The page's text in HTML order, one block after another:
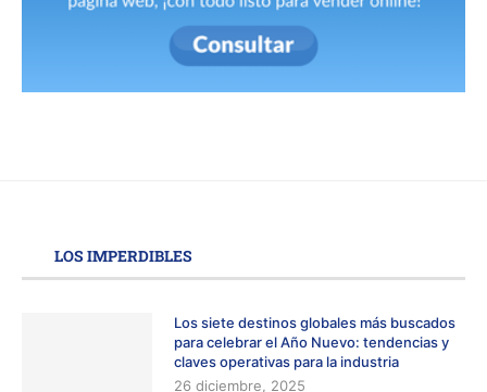
LOS IMPERDIBLES
Los siete destinos globales más buscados
para celebrar el Año Nuevo: tendencias y
claves operativas para la industria
26 diciembre, 2025